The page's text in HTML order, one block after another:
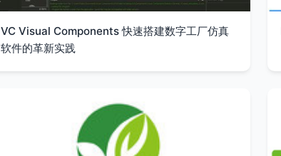
VC Visual Components 快速搭建数字工厂仿真
软件的革新实践